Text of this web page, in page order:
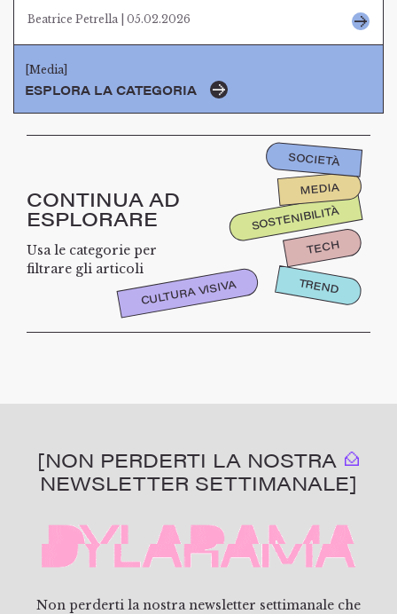
Beatrice Petrella | 05.02.2026
[Media]
ESPLORA LA CATEGORIA
CONTINUA AD
ESPLORARE
Usa le categorie per
filtrare gli articoli
SOSTENIBILITÀ
TECH
MEDIA
CULTURA VISIVA
SOCIETÀ
TREND
[NON PERDERTI LA NOSTRA
NEWSLETTER SETTIMANALE]
Non perderti la nostra newsletter settimanale che